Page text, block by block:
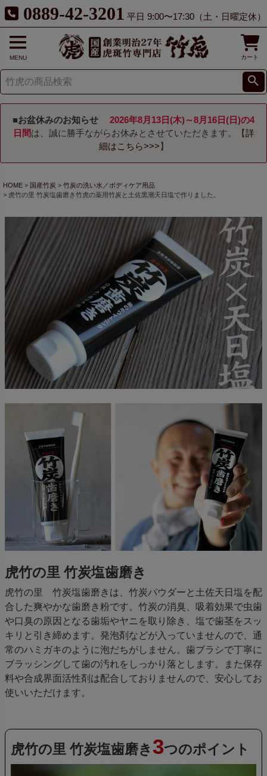
0889-42-3201 平日 9:00〜17:30（土・日曜定休）
MENU カート
■お盆休みのお知らせ
2026年8月13日(木)～8月16日(日)の4
日間は、誠に勝手ながらお休みとさせていただきます。【詳
細はこちら>>> 】
HOME 国産竹炭
竹炭の洗い水／ボディケア用品
虎竹の里 竹炭塩歯磨き竹虎の薬用竹炭と土佐黒潮天日塩で作りました。
虎竹の里 竹炭塩歯磨き
虎竹の里 竹炭塩歯磨きは、竹炭パウダーと土佐天日塩を配
合した爽やかな歯磨き粉です。竹炭の消臭、吸着効果で虫歯
や口臭の原因となる歯垢やヤニを取り除き、塩で歯茎をスッ
キリと引き締めます。発泡剤などが入っていませんので、通
常のハミガキのように泡だちがしません。歯ブラシで丁寧に
ブラッシングして歯の汚れをしっかり落とします。また保存
料や合成界面活性剤は配合しておりませんので、安心してお
使いいただけます。
虎竹の里 竹炭塩歯磨き 3つのポイント